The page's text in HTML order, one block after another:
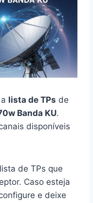
lista de TPs de
Banda KU.
disponíveis
de TPs que
Caso esteja
e deixe